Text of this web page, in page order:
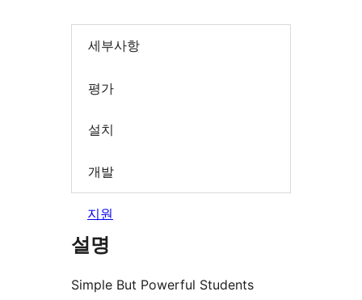
세부사항
평가
설치
개발
지원
설명
Simple But Powerful Students